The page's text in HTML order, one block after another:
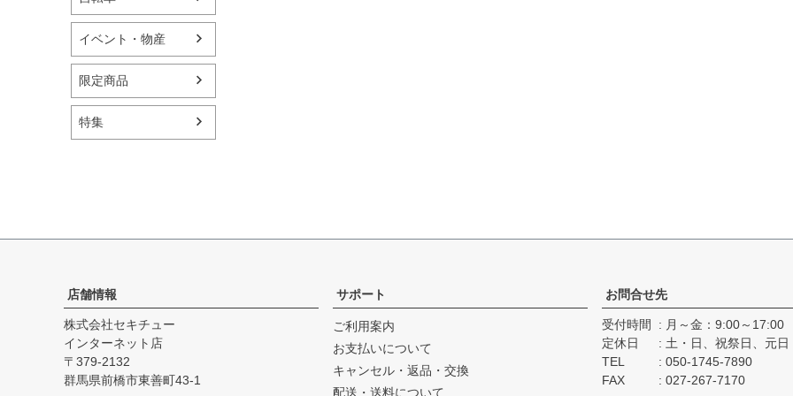
イベント・物産
限定商品
特集
店舗情報
株式会社セキチュー
インターネット店
379-2132
群馬県前橋市東善町43-1
サポート
ご利用案内
お支払いについて
キャンセル・返品・交換
配送・送料について
お問合せ先
受付時間
月～金：9:00～17:00
定休日
土・日、祝祭日、元日
TEL
050-1745-7890
FAX
027-267-7170